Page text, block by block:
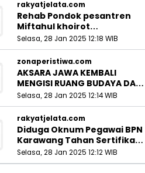
rakyatjelata.com
Rehab Pondok pesantren
Miftahul khoirot
Meninggalkan Hutang Ke
Material, Mantan Kadis PUPR
Harus Bertanggung Jawab
Selasa, 28 Jan 2025 12:18 WIB
zonaperistiwa.com
AKSARA JAWA KEMBALI
MENGISI RUANG BUDAYA DAN
SITUS LELUHUR NUSANTARA
Selasa, 28 Jan 2025 12:14 WIB
rakyatjelata.com
Diduga Oknum Pegawai BPN
Karawang Tahan Sertifikat
Pemohon PTSL
Selasa, 28 Jan 2025 12:12 WIB